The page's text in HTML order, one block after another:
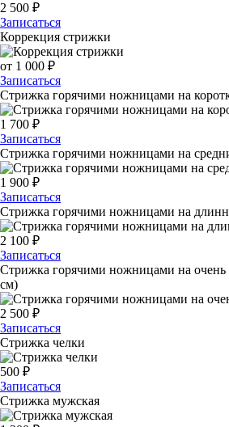
2 500 ₽
Записаться
Коррекция стрижки
от 1 000 ₽
Записаться
Стрижка горячими ножницами на
1 700 ₽
Записаться
Стрижка горячими ножницами на
1 900 ₽
Записаться
Стрижка горячими ножницами на
2 100 ₽
Записаться
Стрижка горячими ножницами на
см)
2 500 ₽
Записаться
Стрижка челки
500 ₽
Записаться
Стрижка мужская